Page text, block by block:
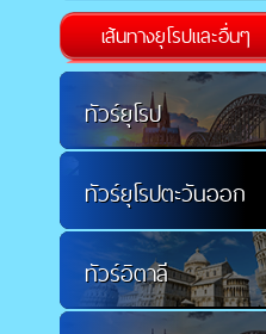
เส้นทางยุโรปและอื่นๆ
ทัวร์ยุโรป
ทัวร์ยุโรปตะวันออก
ทัวร์อิตาลี